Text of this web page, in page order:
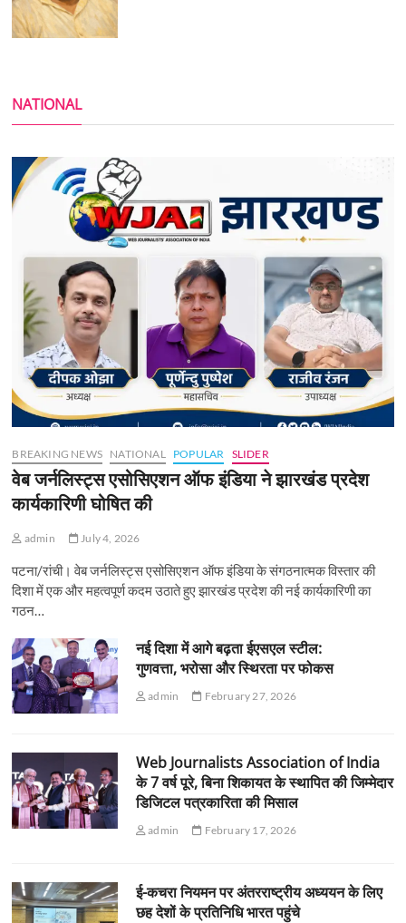
NATIONAL
BREAKING NEWS NATIONAL POPULAR SLIDER
वेब जर्नलिस्ट्स एसोसिएशन ऑफ इंडिया ने झारखंड प्रदेश
कार्यकारिणी घोषित की
admin July 4, 2026
पटना/रांची। वेब जर्नलिस्ट्स एसोसिएशन ऑफ इंडिया के संगठनात्मक विस्तार की
दिशा में एक और महत्वपूर्ण कदम उठाते हुए झारखंड प्रदेश की नई कार्यकारिणी का
गठन…
नई दिशा में आगे बढ़ता ईएसएल स्टील:
गुणवत्ता, भरोसा और स्थिरता पर फोकस
admin February 27, 2026
Web Journalists Association of India
के 7 वर्ष पूरे, बिना शिकायत के स्थापित की जिम्मेदार
डिजिटल पत्रकारिता की मिसाल
admin February 17, 2026
ई-कचरा नियमन पर अंतरराष्ट्रीय अध्ययन के लिए
छह देशों के प्रतिनिधि भारत पहुंचे